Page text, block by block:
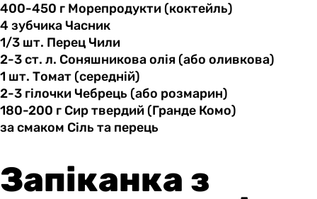
400-450 г Морепродукти(коктейль)
4 зубчика Часник
1/3 шт. Перец Чили
2-3 ст. л. Соняшникова олія (або оливкова)
1 шт. Томат(середній)
2-3 гілочки Чебрець (або розмарин)
180-200 г Сиртвердий (Гранде Комо)
за смаком Сіль та перець
Запіканка з